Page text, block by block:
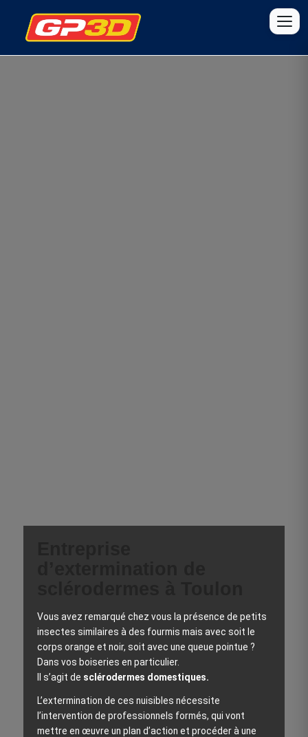
Vous avez remarqué chez vous la présence de petits
insectes similaires à des fourmis mais avec soit le
corps orange et noir, soit avec une queue pointue ?
Dans vos boiseries en particulier.
Il s’agit de sclérodermes domestiques.
L’extermination de ces nuisibles nécessite
l’intervention de professionnels formés, qui vont
mettre en œuvre un plan d’action et procéder à une